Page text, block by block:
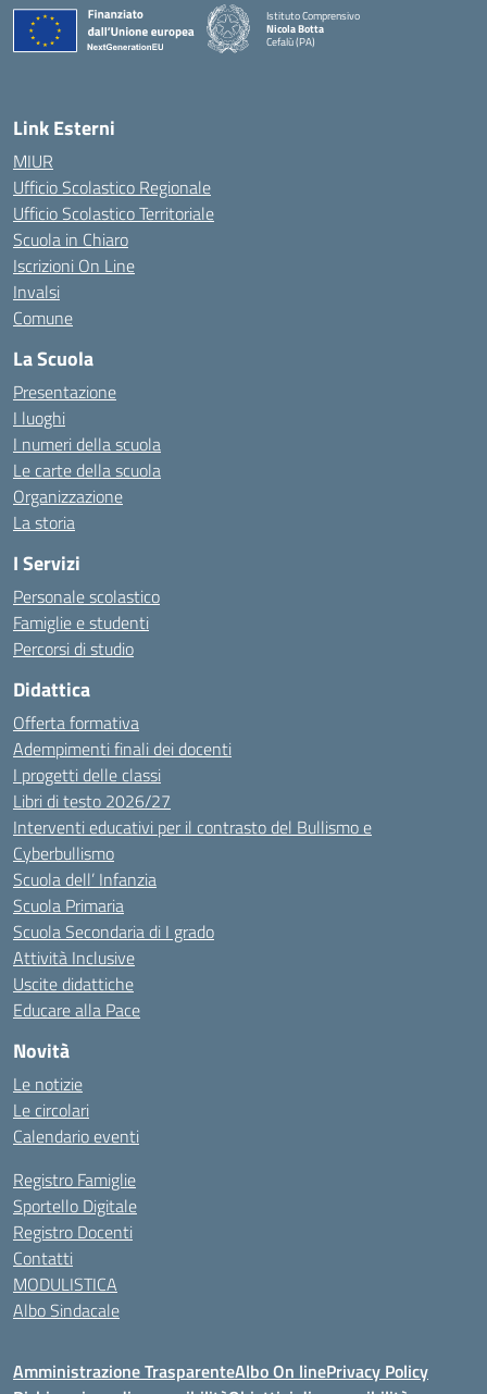
Istituto Comprensivo
Nicola Botta
Cefalù (PA)
Link Esterni
MIUR
Ufficio Scolastico Regionale
Ufficio Scolastico Territoriale
Scuola in Chiaro
Iscrizioni On Line
Invalsi
Comune
La Scuola
Presentazione
I luoghi
I numeri della scuola
Le carte della scuola
Organizzazione
La storia
I Servizi
Personale scolastico
Famiglie e studenti
Percorsi di studio
Didattica
Offerta formativa
Adempimenti finali dei docenti
I progetti delle classi
Libri di testo 2026/27
Interventi educativi per il contrasto del Bullismo e
Cyberbullismo
Scuola dell’ Infanzia
Scuola Primaria
Scuola Secondaria di I grado
Attività Inclusive
Uscite didattiche
Educare alla Pace
Novità
Le notizie
Le circolari
Calendario eventi
Registro Famiglie
Sportello Digitale
Registro Docenti
Contatti
MODULISTICA
Albo Sindacale
Amministrazione TrasparenteAlbo On linePrivacy Policy